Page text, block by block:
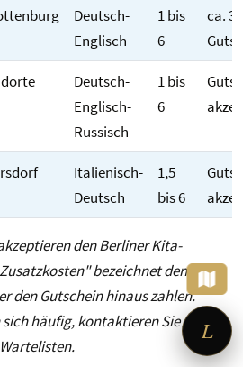
Deutsch-
Englisch
1 bis
6
ca.
Deutsch-
Englisch-
Russisch
1 bis
6
Italienisch-
Deutsch
1,5
bis 6
den Berliner Kita-
bezeichnet den
den Gutschein hinaus zahlen.
häufig, kontaktieren Sie die L
Sag mir, was Du brauchst – ich richte
Dir die Suche ein.